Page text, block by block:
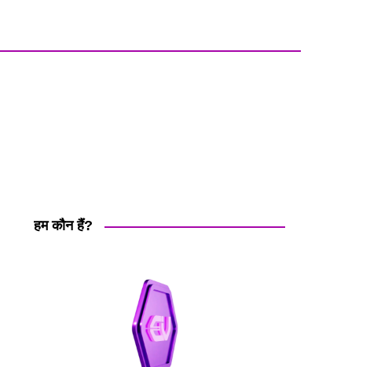
हम कौन हैं?